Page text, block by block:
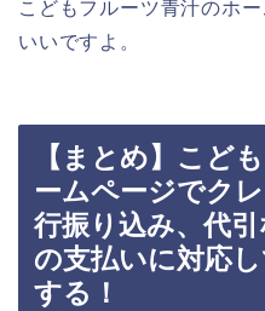
こどもフルーツ青汁のホ
いいですよ。
【まとめ】こど
ームページでク
行振り込み、代
の支払いに対応
する！